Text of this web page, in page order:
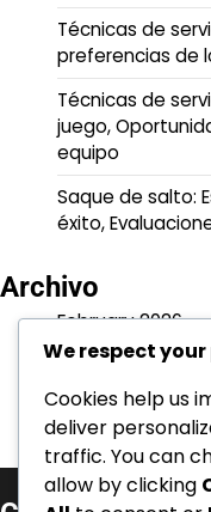
Técnicas de
preferencias de
Técnicas de
juego,
equipo
Saque de salto:
éxito,
Archivo
February 2026
January 2026
We respect
Cookies help us
deliver
traffic. You can
allow by clicking